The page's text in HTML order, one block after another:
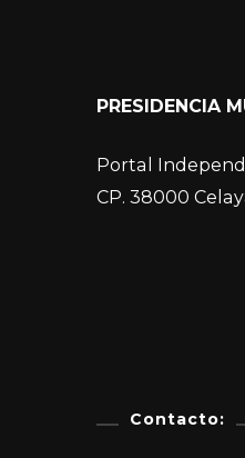
PRESIDENCIA
Portal
CP. 38000
Contacto: